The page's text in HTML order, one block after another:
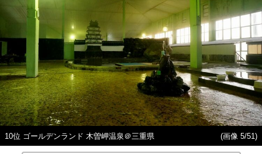
10位 ゴールデンランド 木曽岬温泉＠三重県 (画像 5/51)